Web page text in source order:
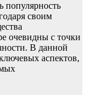
популярность
своим
очевидны с точки
В данной
аспектов,